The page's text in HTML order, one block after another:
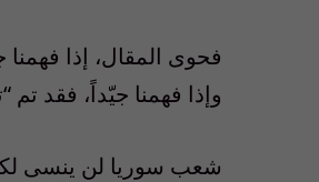
فحوى المقال، إذا
وإذا فهمنا جيّداً، فقد
شعب سوريا لن ينسى